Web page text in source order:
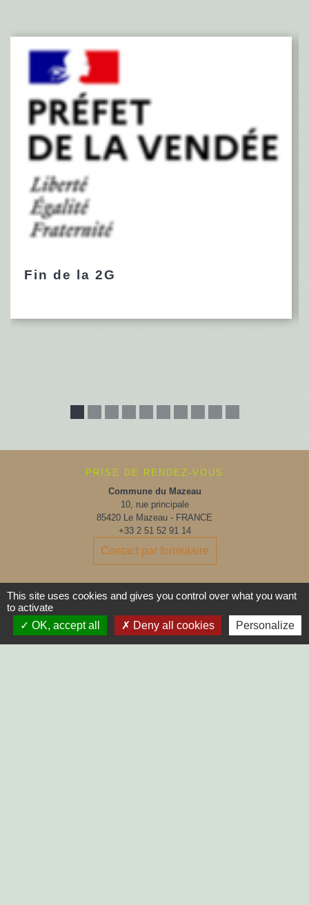
Fin de la 2G
PRISE DE RENDEZ-VOUS
Commune du Mazeau
10, rue principale
85420 Le Mazeau - FRANCE
+33 2 51 52 91 14
Contact par formulaire
Lundi, Mardi, Jeudi, Vendredi > 14h - 17h30
Fermée le Mercredi
This site uses cookies and gives you control over what you want
to activate
OK, accept all
Deny all cookies Personalize